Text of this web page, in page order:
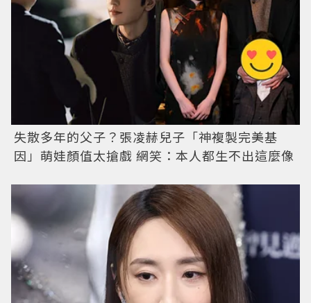
失散多年的父子？張凌赫兒子「神複製完美基
因」萌娃顏值太搶戲 網笑：本人都生不出這麼像